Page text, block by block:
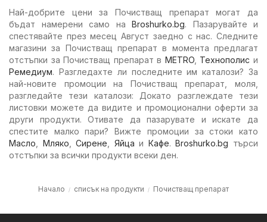
Най-добрите цени за Почистващ препарат могат да
бъдат намерени само на Broshurko.bg. Пазарувайте и
спестявайте през месец Август заедно с нас. Следните
магазини за Почистващ препарат в момента предлагат
отстъпки за Почистващ препарат в METRO, Технополис и
Ремедиум. Разгледахте ли последните им каталози? За
най-новите промоции на Почистващ препарат, моля,
разгледайте тези каталози: Докато разглеждате тези
листовки можете да видите и промоционални оферти за
други продукти. Отивате да пазарувате и искате да
спестите малко пари? Вижте промоции за стоки като
Масло
Мляко ,Сирене Яйца и Кафе.Broshurko.bg търси
отстъпки за всички продукти всеки ден.
Начало списък на продукти Почистващ препарат